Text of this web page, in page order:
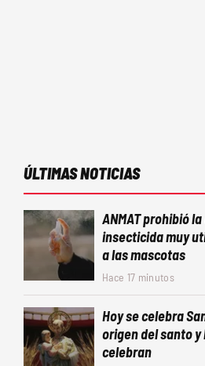
ÚLTIMAS NOTICIAS
ANMAT prohibió
insecticida muy
a las mascotas
Hace 17 minutos
Hoy se celebra
origen del santo
celebran